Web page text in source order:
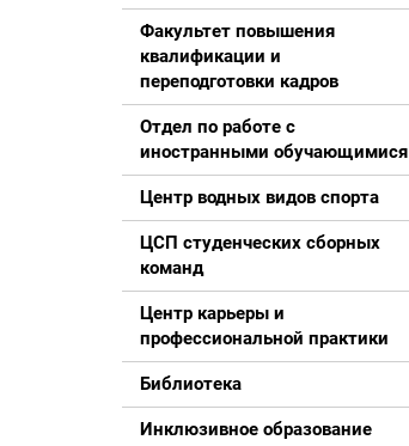
Факультет повышения
квалификации и
переподготовки кадров
Отдел по работе с
иностранными обучающимися
Центр водных видов спорта
ЦСП студенческих сборных
команд
Центр карьеры и
профессиональной практики
Библиотека
Инклюзивное образование